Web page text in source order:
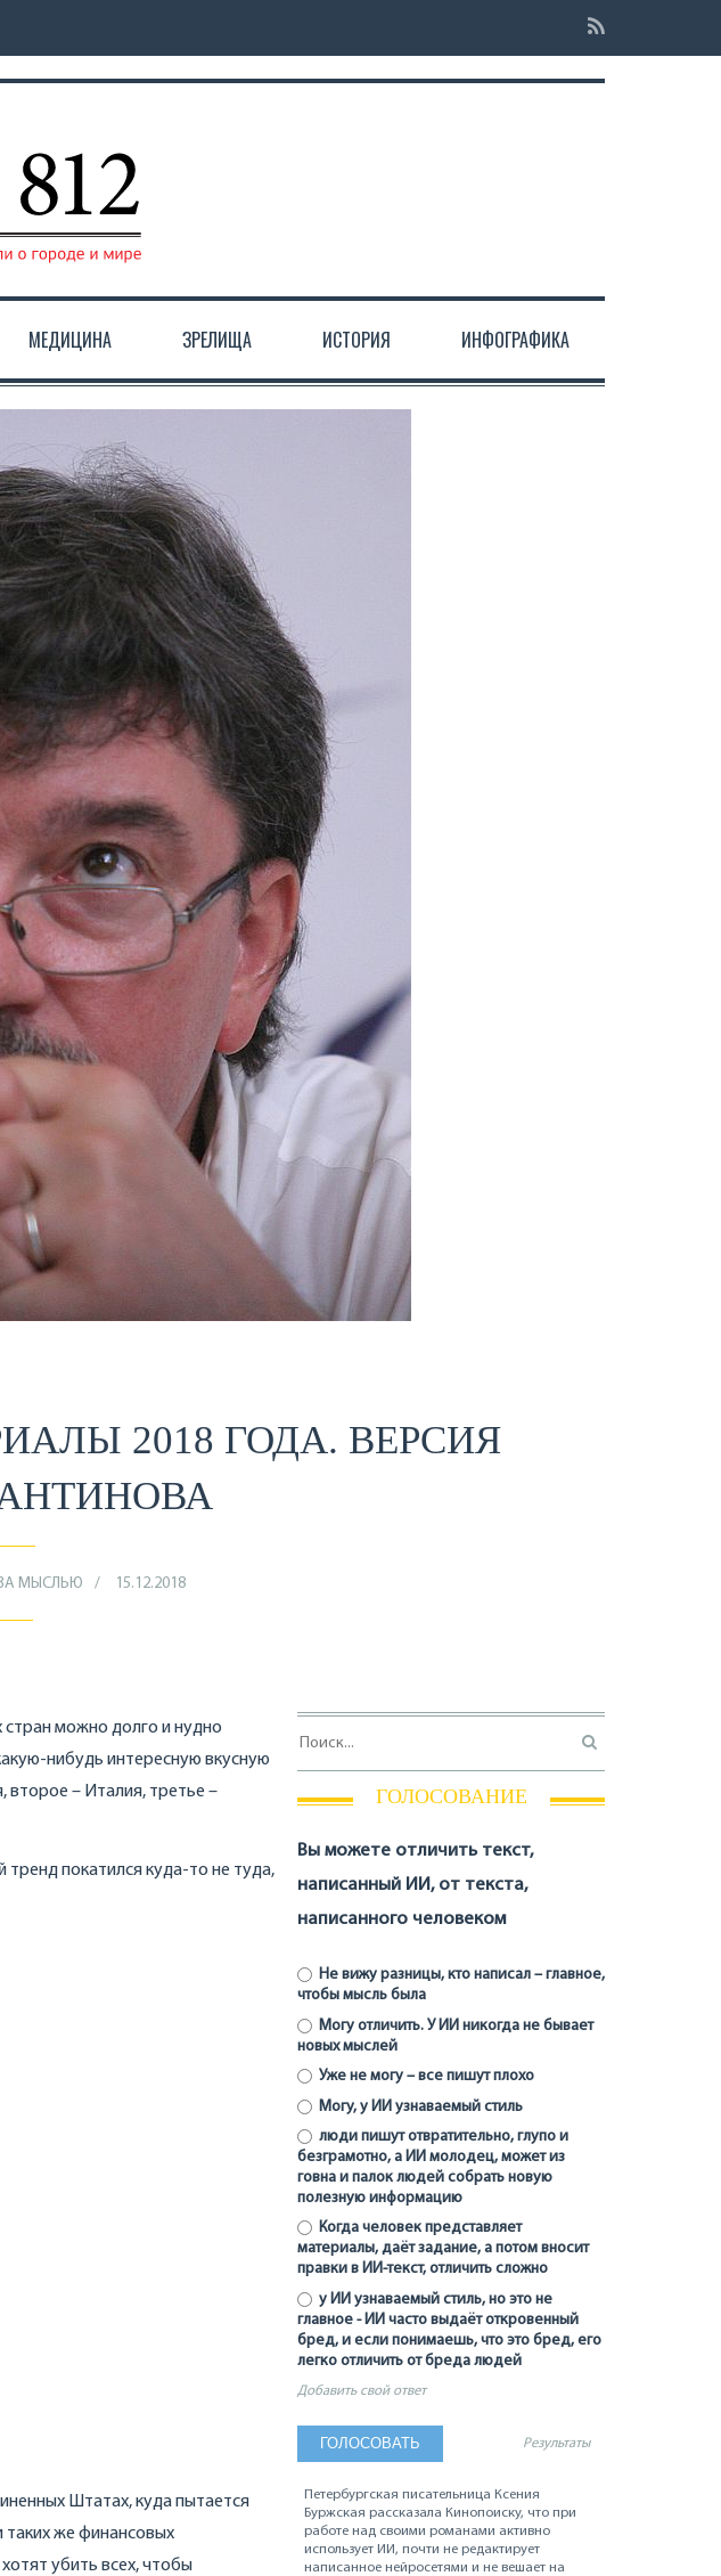
МЕДИЦИНА ЗРЕЛИЩА ИСТОРИЯ ИНФОГРАФИКА
2018 ГОДА. ВЕРСИЯ
МЫСЛЬЮ 15.12.2018
стран можно долго и нудно
нибудь интересную вкусную
второе – Италия, третье –
покатился куда-то не туда,
Штатах, куда пытается
таких же финансовых
убить всех, чтобы
ГОЛОСОВАНИЕ
Вы можете отличить текст,
написанный ИИ, от текста,
написанного человеком
Не вижу разницы, кто написал – главное,
чтобы мысль была
Могу отличить. У ИИ никогда не бывает
новых мыслей
Уже не могу – все пишут плохо
Могу, у ИИ узнаваемый стиль
люди пишут отвратительно, глупо и
безграмотно, а ИИ молодец, может из
говна и палок людей собрать новую
полезную информацию
Когда человек представляет
материалы, даёт задание, а потом вносит
правки в ИИ-текст, отличить сложно
у ИИ узнаваемый стиль, но это не
главное - ИИ часто выдаёт откровенный
бред, и если понимаешь, что это бред, его
легко отличить от бреда людей
Добавить свой ответ
Результаты
Петербургская писательница Ксения
Буржская рассказала Кинопоиску, что при
работе над своими романами активно
использует ИИ, почти не редактирует
написанное нейросетями и не вешает на